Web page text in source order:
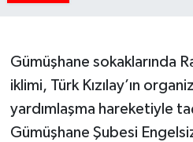
Gümüşhane sokaklarında
iklimi, Türk Kızılay’ın
yardımlaşma hareketiyle
Gümüşhane Şubesi